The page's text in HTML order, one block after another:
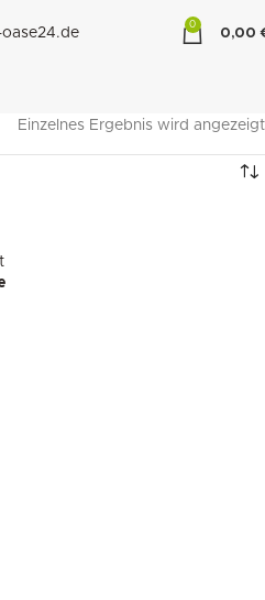
0
0,00
Einzelnes Ergebnis wird angezeigt